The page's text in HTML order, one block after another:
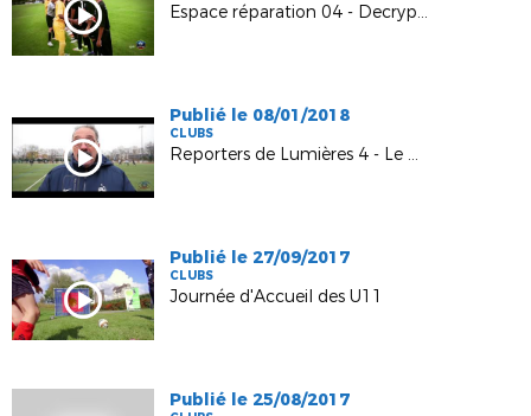
Espace réparation 04 - Decryptage
Publié le 08/01/2018
CLUBS
Reporters de Lumières 4 - Le mur de la solidarité
Publié le 27/09/2017
CLUBS
Journée d'Accueil des U11
Publié le 25/08/2017